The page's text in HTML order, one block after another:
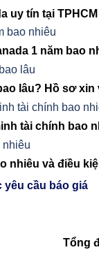
uy tín tại TPHCM
1 năm bao
lâu? Hồ sơ
tài chính bao
nhiêu và điều
yêu cầu báo giá
Tổng